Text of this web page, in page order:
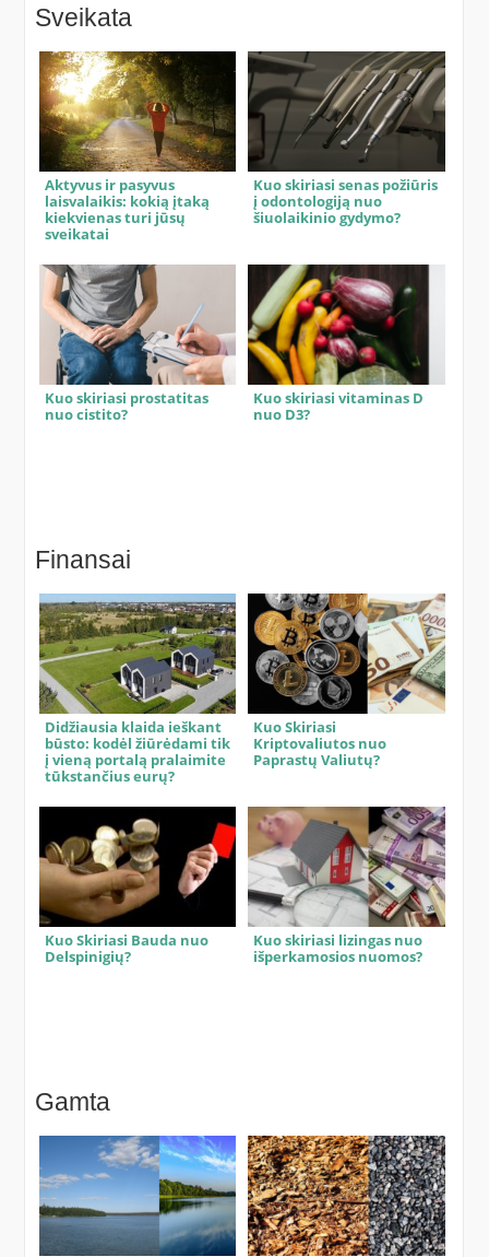
Sveikata
Aktyvus ir pasyvus
laisvalaikis: kokią įtaką
kiekvienas turi jūsų
sveikatai
Kuo skiriasi senas požiūris
į odontologiją nuo
šiuolaikinio gydymo?
Kuo skiriasi prostatitas
nuo cistito?
Kuo skiriasi vitaminas D
nuo D3?
Finansai
Didžiausia klaida ieškant
būsto: kodėl žiūrėdami tik
į vieną portalą pralaimite
tūkstančius eurų?
Kuo Skiriasi
Kriptovaliutos nuo
Paprastų Valiutų?
Kuo Skiriasi Bauda nuo
Delspinigių?
Kuo skiriasi lizingas nuo
išperkamosios nuomos?
Gamta